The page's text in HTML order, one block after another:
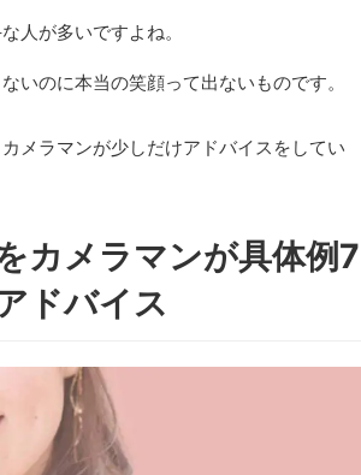
人が多いですよね。
いのに本当の笑顔って出ないものです。
メラマンが少しだけアドバイスをしてい
カメラマンが具体例7
ドバイス